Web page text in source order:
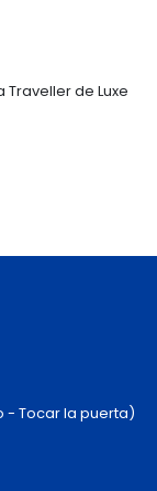
Traveller de Luxe
- Tocar la puerta)